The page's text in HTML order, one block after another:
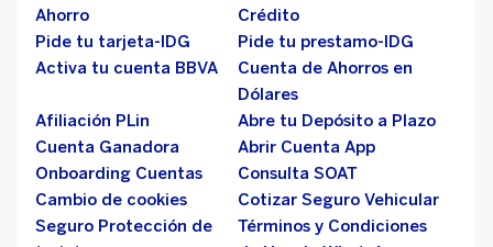
Ahorro
Crédito
Pide tu tarjeta-IDG
Pide tu prestamo-IDG
Activa tu cuenta BBVA
Cuenta de Ahorros en
Dólares
Afiliación PLin
Abre tu Depósito a Plazo
Cuenta Ganadora
Abrir Cuenta App
Onboarding Cuentas
Consulta SOAT
Cambio de cookies
Cotizar Seguro Vehicular
Seguro Protección de
Términos y Condiciones